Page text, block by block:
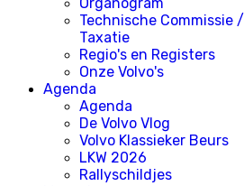
Technische Commissie /
Taxatie
Regio's en Registers
Onze Volvo's
Agenda
Agenda
De Volvo Vlog
Volvo Klassieker Beurs
LKW 2026
Rallyschildjes